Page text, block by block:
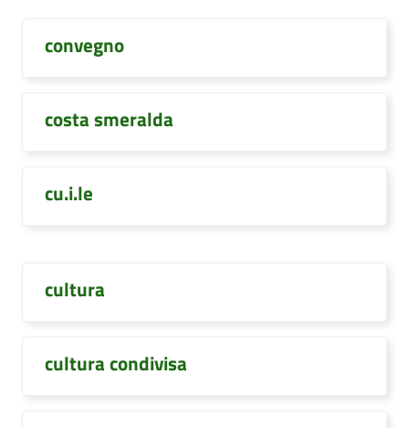
convegno
costa smeralda
cu.i.le
cultura
cultura condivisa